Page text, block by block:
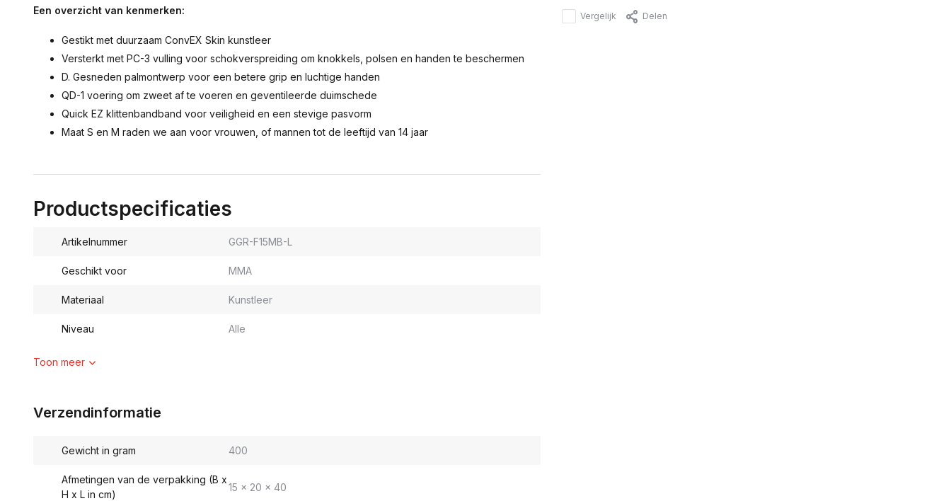
Een overzicht van kenmerken:
Gestikt met duurzaam ConvEX Skin kunstleer
Versterkt met PC-3 vulling voor schokverspreiding om knokkels, polsen en handen te beschermen
D. Gesneden palmontwerp voor een betere grip en luchtige handen
QD-1 voering om zweet af te voeren en geventileerde duimschede
Quick EZ klittenbandband voor veiligheid en een stevige pasvorm
Maat S en M raden we aan voor vrouwen, of mannen tot de leeftijd van 14 jaar
Productspecificaties
Artikelnummer GGR-F15MB-L
Geschikt voor MMA
Materiaal Kunstleer
Niveau Alle
Toon meer
Verzendinformatie
Gewicht in gram 400
Afmetingen van de verpakking (B x
H x L in cm)
15 x 20 x 40
Vergelijk Delen